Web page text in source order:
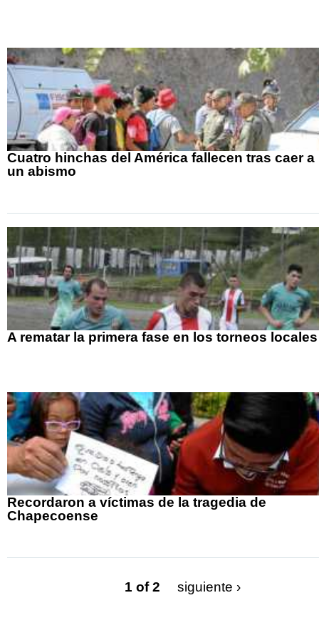
Cuatro hinchas del América fallecen tras caer a
un abismo
A rematar la primera fase en los torneos locales
Recordaron a víctimas de la tragedia de
Chapecoense
1 of 2 siguiente ›